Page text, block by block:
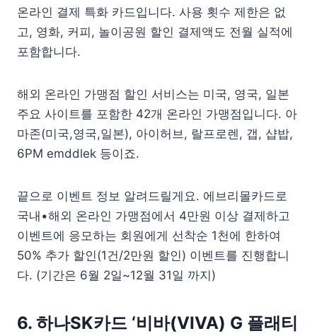
온라인 결제 특화 카드입니다. 사용 횟수 제한은 없
고, 영화, 커피, 놀이공원 할인 결제액도 전월 실적에
포함합니다.
해외 온라인 가맹점 할인 서비스는 미국, 영국, 일본
주요 사이트를 포함한 42개 온라인 가맹점입니다. 아
마존(미국,영국,일본), 아이허브, 랄프로렌, 갭, 샵밥,
6PM emddlek 등이죠.
끝으로 이벤트 정보 알려드릴게요. 에브리몰카드로
국내•해외 온라인 가맹점에서 4만원 이상 결제하고
이벤트에 응모하는 회원에게 선착순 1천에 한하여
50% 추가 할인(1건/2만원 할인) 이벤트를 진행합니
다. (기간은 6월 2일~12월 31일 까지)
6. 하나SK카드 ‘비바(VIVA) G 플래티